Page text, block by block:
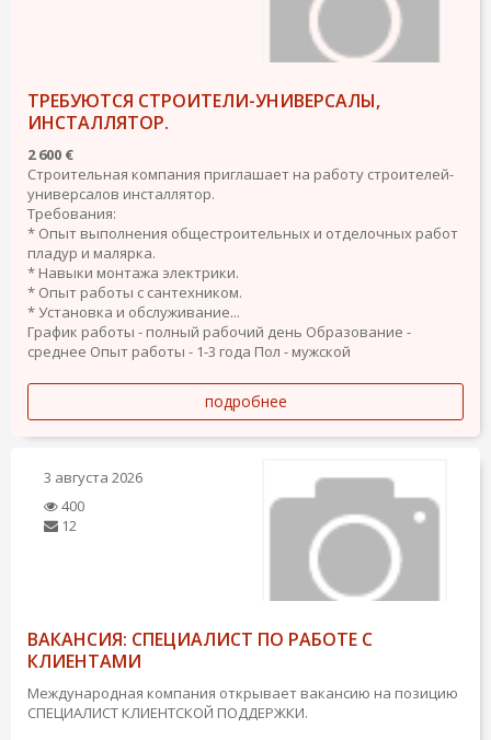
ТРЕБУЮТСЯ СТРОИТЕЛИ-УНИВЕРСАЛЫ,
ИНСТАЛЛЯТОР.
2 600 €
Строительная компания приглашает на работу строителей-
универсалов инсталлятор.
Требования:
* Опыт выполнения общестроительных и отделочных работ
пладур и малярка.
* Навыки монтажа электрики.
* Опыт работы с сантехником.
* Установка и обслуживание...
График работы - полный рабочий день Образование -
среднее Опыт работы - 1-3 года Пол - мужской
подробнее
3 августа 2026
400
12
ВАКАНСИЯ: СПЕЦИАЛИСТ ПО РАБОТЕ С
КЛИЕНТАМИ
Международная компания открывает вакансию на позицию
СПЕЦИАЛИСТ КЛИЕНТСКОЙ ПОДДЕРЖКИ.